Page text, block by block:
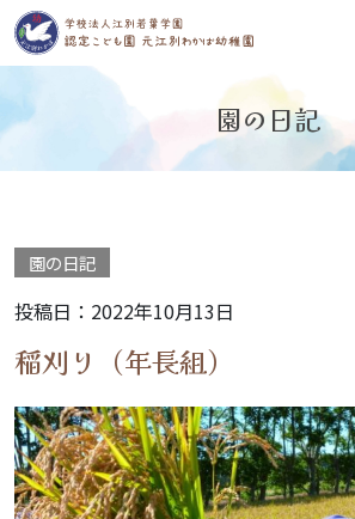
園の日記
園の日記
投稿日：2022年10月13日
稲刈り（年長組）